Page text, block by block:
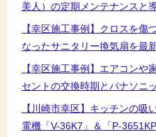
美人）の定期メンテナンスと
【幸区施工事例】クロスを傷
なったサニタリー換気扇を最
【幸区施工事例】エアコンや
セントの交換時期とパナソニ
【川崎市幸区】キッチンの吸
電機「V-36K7」＆「P-